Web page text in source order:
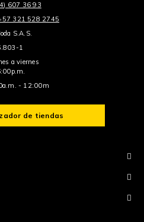
607 36 93
321 528 2745
S.A.S.
1
a viernes
- 12:00m
de tiendas
+
+
+